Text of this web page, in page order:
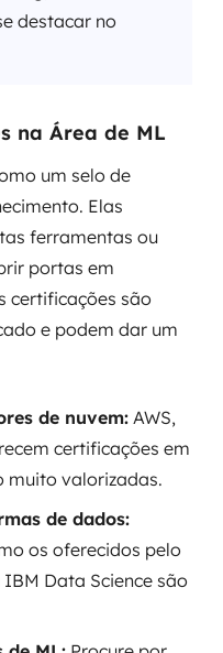
destacar no
na Área de ML
um selo de
Elas
ferramentas ou
portas em
certificações são
e podem dar um
de nuvem: AWS,
certificações em
muito valorizadas.
de dados:
os oferecidos pelo
Data Science são